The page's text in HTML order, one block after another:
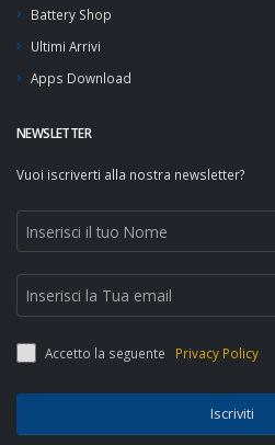
Battery Shop
Ultimi Arrivi
Apps Download
NEWSLETTER
Vuoi iscriverti alla nostra newsletter?
Accetto la seguente Privacy Policy
Iscriviti